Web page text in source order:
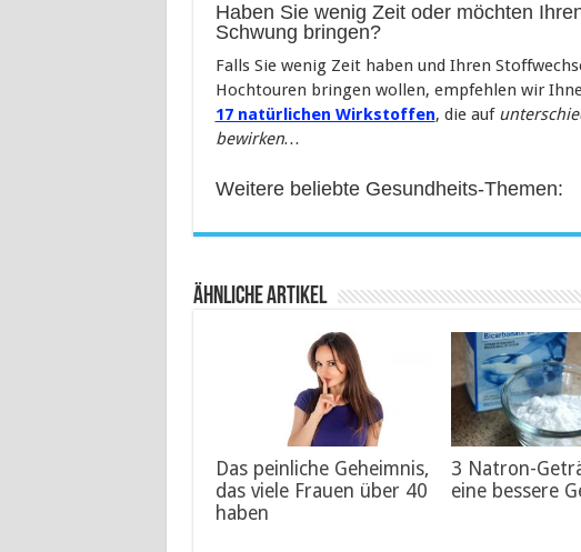
Haben Sie wenig Zeit oder möchten
Schwung bringen?
Falls Sie wenig Zeit haben und Ihren
Hochtouren bringen wollen, empfehlen wir
17 natürlichen Wirkstoffen, die auf
bewirken…
Weitere beliebte Gesundheits-Themen:
Ähnliche Artikel
Das peinliche Geheimnis,
das viele Frauen über 40
haben
3 Natron-
eine bessere